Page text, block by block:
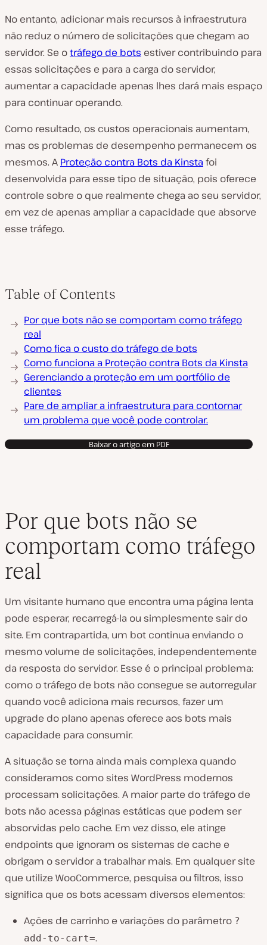
No entanto, adicionar mais recursos à infraestrutura
não reduz o número de solicitações que chegam ao
servidor. Se otráfego de bots estiver contribuindo para
essas solicitações e para a carga do servidor,
aumentar a capacidade apenas lhes dará mais espaço
para continuar operando.
Como resultado, os custos operacionais aumentam,
mas os problemas de desempenho permanecem os
mesmos. A Proteção contra Bots da Kinstafoi
desenvolvida para esse tipo de situação, pois oferece
controle sobre o que realmente chega ao seu servidor,
em vez de apenas ampliar a capacidade que absorve
esse tráfego.
Table of Contents
Por que bots não se comportam como tráfego
real
Como fica o custo do tráfego de bots
Como funciona a Proteção contra Bots da Kinsta
Gerenciando a proteção em um portfólio de
clientes
Pare de ampliar a infraestrutura para contornar
um problema que você pode controlar.
Baixar o artigo em PDF
Por que bots não se
comportam como tráfego
real
Um visitante humano que encontra uma página lenta
pode esperar, recarregá-la ou simplesmente sair do
site. Em contrapartida, um bot continua enviando o
mesmo volume de solicitações, independentemente
da resposta do servidor. Esse é o principal problema:
como o tráfego de bots não consegue se autorregular
quando você adiciona mais recursos, fazer um
upgrade do plano apenas oferece aos bots mais
capacidade para consumir.
A situação se torna ainda mais complexa quando
consideramos como sites WordPress modernos
processam solicitações. A maior parte do tráfego de
bots não acessa páginas estáticas que podem ser
absorvidas pelo cache. Em vez disso, ele atinge
endpoints que ignoram os sistemas de cache e
obrigam o servidor a trabalhar mais. Em qualquer site
que utilize WooCommerce, pesquisa ou filtros, isso
significa que os bots acessam diversos elementos:
Ações de carrinho e variações do parâmetro ?
add-to-cart=.